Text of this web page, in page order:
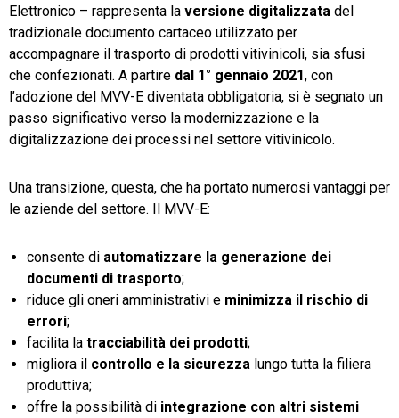
Elettronico – rappresenta la versione digitalizzata del
tradizionale documento cartaceo utilizzato per
accompagnare il trasporto di prodotti vitivinicoli, sia sfusi
che confezionati. A partire dal 1° gennaio 2021, con
l’adozione del MVV-E diventata obbligatoria, si è segnato un
passo significativo verso la modernizzazione e la
digitalizzazione dei processi nel settore vitivinicolo.
Una transizione, questa, che ha portato numerosi vantaggi per
le aziende del settore. Il MVV-E:
consente di automatizzare la generazione dei
documenti di trasporto;
riduce gli oneri amministrativi e minimizza il rischio di
errori;
facilita la tracciabilità dei prodotti;
migliora il controllo e la sicurezza lungo tutta la filiera
produttiva;
offre la possibilità di integrazione con altri sistemi